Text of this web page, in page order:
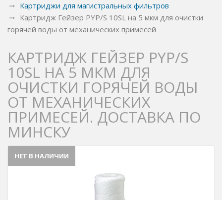
Картриджи для магистральных фильтров
Картридж Гейзер PYP/S 10SL на 5 мкм для очистки
горячей воды от механических примесей
КАРТРИДЖ ГЕЙЗЕР PYP/S
10SL НА 5 МКМ ДЛЯ
ОЧИСТКИ ГОРЯЧЕЙ ВОДЫ
ОТ МЕХАНИЧЕСКИХ
ПРИМЕСЕЙ. ДОСТАВКА ПО
МИНСКУ
НЕТ В НАЛИЧИИ